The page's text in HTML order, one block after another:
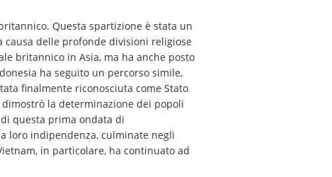
Questa spartizione è stata un
causa delle profonde divisioni religiose
britannico in Asia, ma ha anche posto
ha seguito un percorso simile,
finalmente riconosciuta come Stato
la determinazione dei popoli
questa prima ondata di
loro indipendenza, culminate negli
in particolare, ha continuato ad